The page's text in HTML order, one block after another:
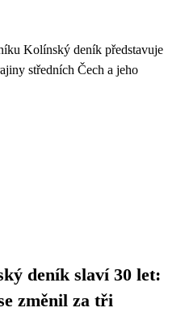
Kolínský deník představuje
středních Čech a jeho
deník slaví 30 let:
změnil za tři